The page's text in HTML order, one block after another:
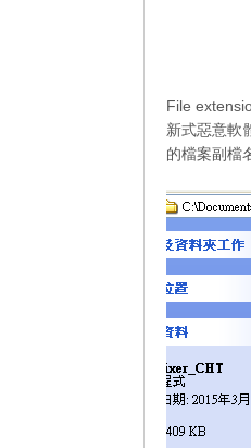
File
新式惡意軟
的檔案副檔